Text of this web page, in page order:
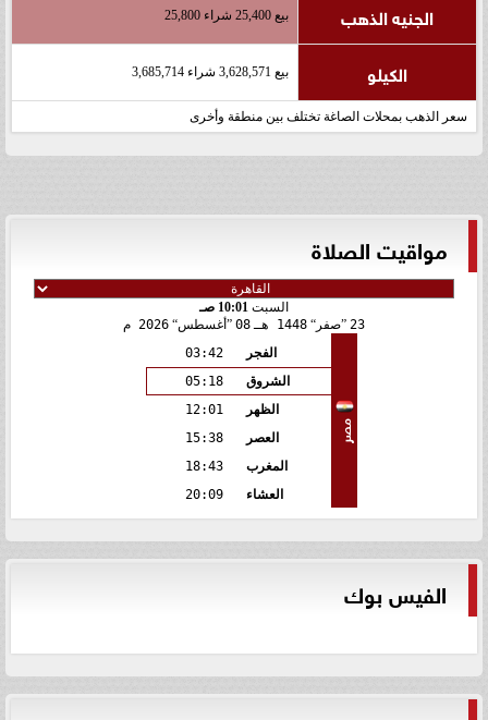
الجنيه الذهب بيع 25,400 شراء 25,800
الكيلو بيع 3,628,571 شراء 3,685,714
سعر الذهب بمحلات الصاغة تختلف بين منطقة وأخرى
مواقيت الصلاة
السبت 10:01 صـ
23 صفر 1448 هـ 08 أغسطس 2026 م
مصر
الفجر
03:42
الشروق
05:18
الظهر
12:01
العصر
15:38
المغرب
18:43
العشاء
20:09
الفيس بوك